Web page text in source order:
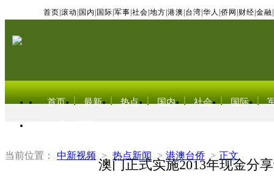
首页 滚动 国内 国际 军事 社会 地方 港澳 台湾 华人 侨网 财经 金融
首页 最新 热点 国内 社会 国际
当前位置： 中新视频 > 热点新闻 > 港澳台侨 > 正文
澳门正式实施2013年现金分